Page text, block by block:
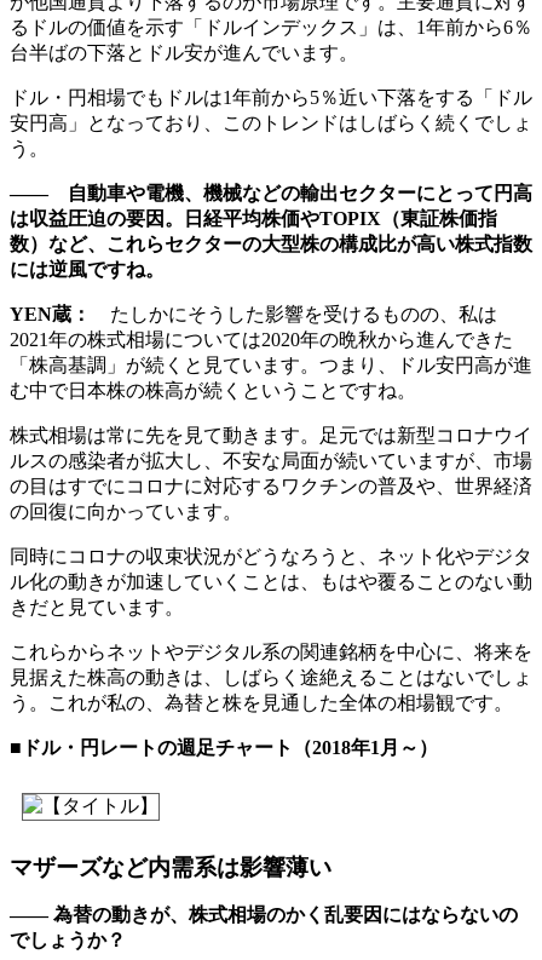
るドルの価値を示す「ドルインデックス」は、1年前から6％
台半ばの下落とドル安が進んでいます。
ドル・円相場でもドルは1年前から5％近い下落をする「ドル
安円高」となっており、このトレンドはしばらく続くでしょ
う。
―― 自動車や電機、機械などの輸出セクターにとって円高
は収益圧迫の要因。日経平均株価やTOPIX（東証株価指
数）など、これらセクターの大型株の構成比が高い株式指数
には逆風ですね。
YEN蔵：
たしかにそうした影響を受けるものの、私は
2021年の株式相場については2020年の晩秋から進んできた
「株高基調」が続くと見ています。つまり、ドル安円高が進
む中で日本株の株高が続くということですね。
株式相場は常に先を見て動きます。足元では新型コロナウイ
ルスの感染者が拡大し、不安な局面が続いていますが、市場
の目はすでにコロナに対応するワクチンの普及や、世界経済
の回復に向かっています。
同時にコロナの収束状況がどうなろうと、ネット化やデジタ
ル化の動きが加速していくことは、もはや覆ることのない動
きだと見ています。
これらからネットやデジタル系の関連銘柄を中心に、将来を
見据えた株高の動きは、しばらく途絶えることはないでしょ
う。これが私の、為替と株を見通した全体の相場観です。
■ドル・円レートの週足チャート（2018年1月～）
マザーズなど内需系は影響薄い
―― 為替の動きが、株式相場のかく乱要因にはならないの
でしょうか？